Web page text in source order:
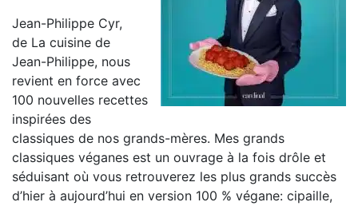
Jean-Philippe Cyr,
de La cuisine de
Jean-Philippe, nous
revient en force avec
100 nouvelles recettes
inspirées des
classiques de nos grands-mères. Mes grands
classiques véganes est un ouvrage à la fois drôle et
séduisant où vous retrouverez les plus grands succès
d’hier à aujourd’hui en version 100 % végane: cipaille,